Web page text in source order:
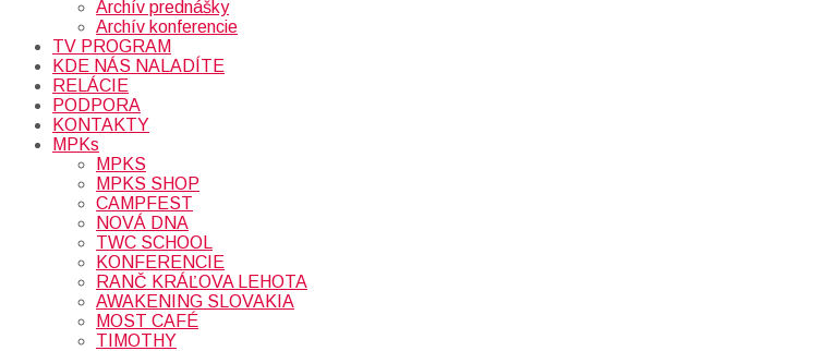
Archív prednášky
Archív konferencie
TV PROGRAM
KDE NÁS NALADÍTE
RELÁCIE
PODPORA
KONTAKTY
MPKs
MPKS
MPKS SHOP
CAMPFEST
NOVÁ DNA
TWC SCHOOL
KONFERENCIE
RANČ KRÁĽOVA LEHOTA
AWAKENING SLOVAKIA
MOST CAFÉ
TIMOTHY